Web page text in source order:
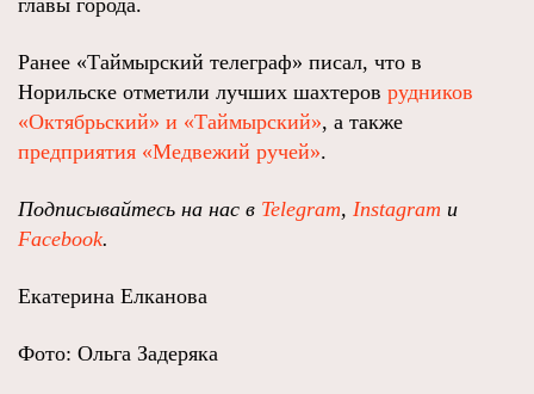
главы города.
Ранее «Таймырский телеграф» писал, что в
Норильске отметили лучших шахтеров рудников
«Октябрьский» и «Таймырский», а также
предприятия «Медвежий ручей».
Подписывайтесь на нас в Telegram, Instagram и
Facebook.
Екатерина Елканова
Фото: Ольга Задеряка